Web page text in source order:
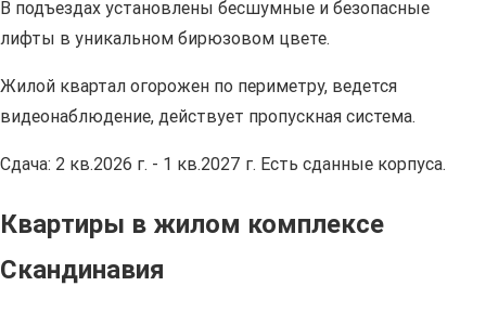
В подъездах установлены бесшумные и безопасные
лифты в уникальном бирюзовом цвете.
Жилой квартал огорожен по периметру, ведется
видеонаблюдение, действует пропускная система.
Сдача: 2 кв.2026 г. - 1 кв.2027 г. Есть сданные корпуса.
Квартиры в жилом комплексе
Скандинавия